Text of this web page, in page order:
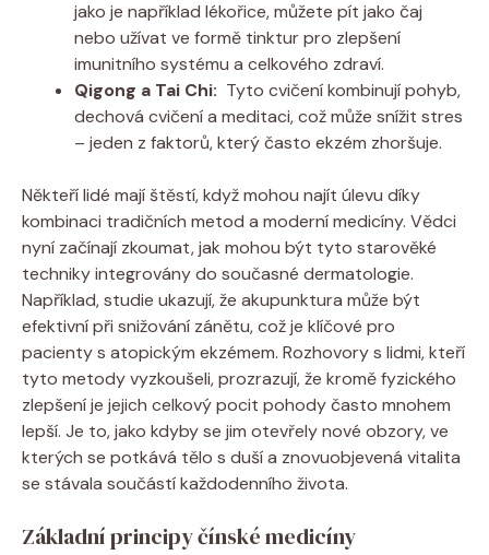
⁣jako je například‍ lékořice, můžete ‍pít ‌jako čaj
nebo užívat ve formě tinktur pro zlepšení
imunitního ⁢systému a celkového zdraví.
Qigong a⁤ Tai Chi: ⁣ Tyto cvičení‌ kombinují pohyb,
dechová cvičení a‍ meditaci, ‌což může snížit⁤ stres
– jeden z faktorů, který často ekzém zhoršuje.
Někteří lidé mají štěstí, ‌když‍ mohou najít úlevu díky
kombinaci tradičních⁣ metod ‍a moderní medicíny. Vědci
nyní začínají zkoumat, jak mohou být tyto starověké
techniky ⁣integrovány do‍ současné dermatologie.
Například, studie ukazují,‍ že ⁤akupunktura⁢ může být⁢
efektivní při snižování zánětu, což je klíčové pro‌
pacienty s atopickým ekzémem. Rozhovory⁤ s ⁣lidmi, kteří
⁤tyto metody vyzkoušeli, prozrazují,⁢ že ⁣kromě fyzického
zlepšení je jejich celkový pocit pohody často‍ mnohem
lepší. Je to, jako ⁢kdyby se jim ⁢otevřely nové ‌obzory, ve
kterých se ⁤potkává tělo s ⁢duší a znovuobjevená ⁢vitalita
se stávala součástí každodenního života.
Základní principy čínské ⁢medicíny